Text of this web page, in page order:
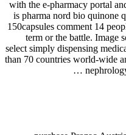
with the e-pharmacy portal
is pharma nord bio quinone
150capsules comment 14
term or the battle. Image
select simply dispensing
than 70 countries world-wide